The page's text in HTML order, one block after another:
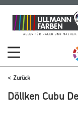
Zum
Inhalt
Zum
Navigationsmenü
Zurück
Döllken Cubu